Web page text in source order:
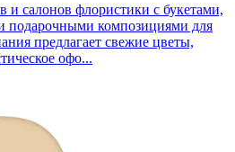
и салонов флористики с букетами,
подарочными композициями для
предлагает свежие цветы,
офо...